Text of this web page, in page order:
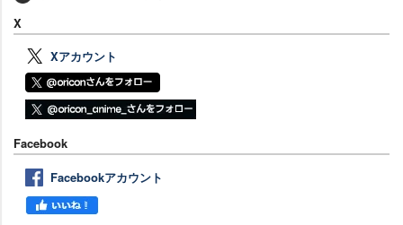
X
Xアカウント
Facebook
Facebookアカウント